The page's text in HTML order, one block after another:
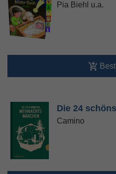
Pia Biehl u.a.
Die 24
Camino